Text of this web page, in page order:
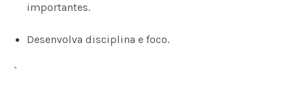
importantes.
Desenvolva disciplina e foco.
`